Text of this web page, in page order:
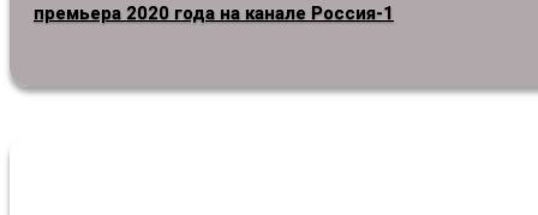
премьера 2020 года на канале Россия-1